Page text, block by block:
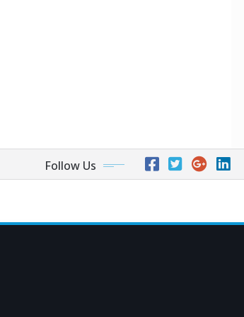
Follow Us